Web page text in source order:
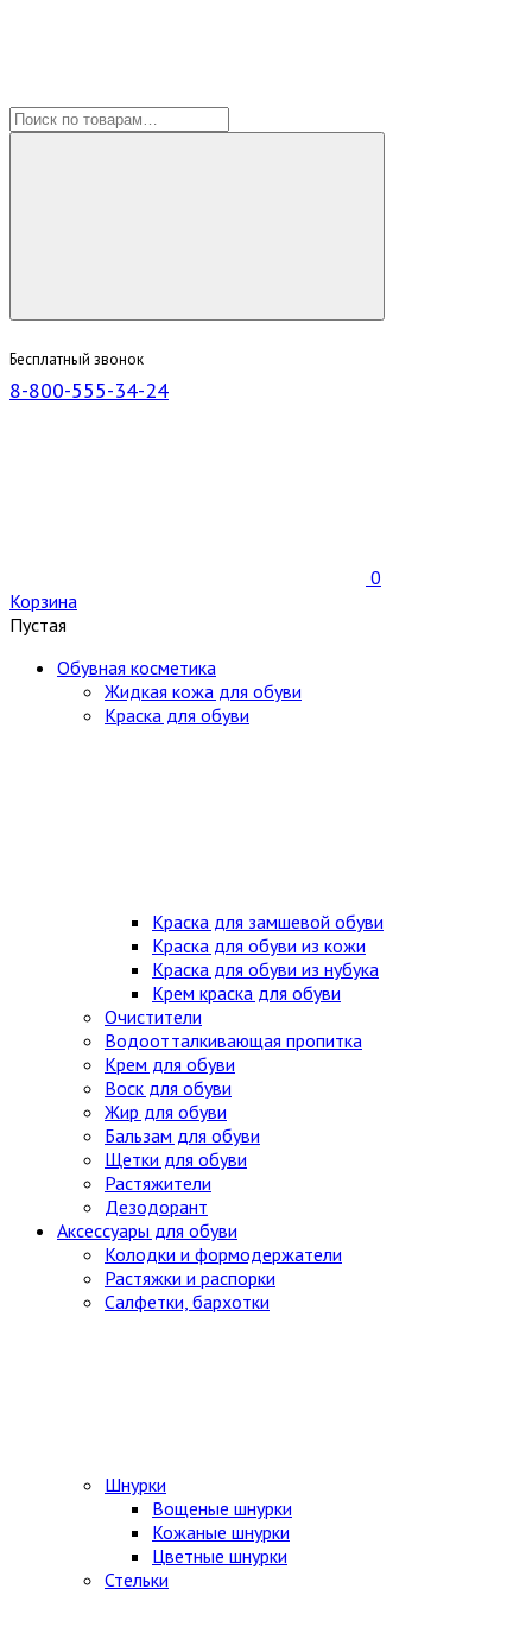
Бесплатный звонок
8-800-555-34-24
0
Корзина
Пустая
Обувная косметика
Жидкая кожа для обуви
Краска для обуви
Краска для замшевой обуви
Краска для обуви из кожи
Краска для обуви из нубука
Крем краска для обуви
Очистители
Водоотталкивающая пропитка
Крем для обуви
Воск для обуви
Жир для обуви
Бальзам для обуви
Щетки для обуви
Растяжители
Дезодорант
Аксессуары для обуви
Колодки и формодержатели
Растяжки и распорки
Салфетки, бархотки
Шнурки
Вощеные шнурки
Кожаные шнурки
Цветные шнурки
Стельки